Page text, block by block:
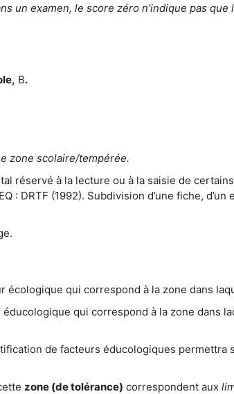
un examen, le score zéro n’indique pas
B.
zone scolaire/tempérée.
réservé à la lecture ou à la saisie de
: DRTF (1992). Subdivision d’une fiche,
écologique qui correspond à la zone dans
qui correspond à la zone dans
de facteurs éducologiques
zone (de tolérance) correspondent aux